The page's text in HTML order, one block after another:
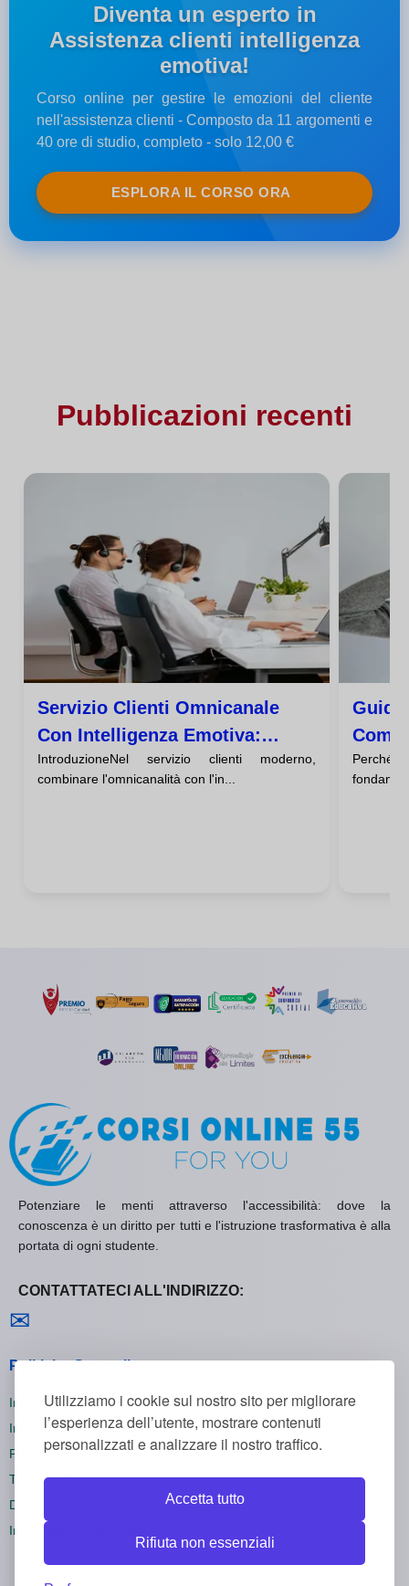
Utilizziamo i cookie sul nostro sito per migliorare
l’esperienza dell’utente, mostrare contenuti
personalizzati e analizzare il nostro traffico.
Accetta tutto
Rifiuta non essenziali
Diventa un esperto in
Assistenza clienti intelligenza
emotiva!
Corso online per gestire le emozioni del cliente
nell'assistenza clienti - Composto da 11 argomenti e
40 ore di studio, completo - solo 12,00 €
ESPLORA IL CORSO ORA
Pubblicazioni recenti
Servizio Clienti Omnicanale
Con Intelligenza Emotiva:
Consigli Chiave
IntroduzioneNel servizio clienti moderno,
combinare l'omnicanalità con l'in...
Potenziare le menti attraverso l'accessibilità: dove la
conoscenza è un diritto per tutti e l'istruzione trasformativa è alla
portata di ogni studente.
CONTATTATECI ALL'INDIRIZZO:
✉
Politiche Generali
Informativa sulla Privacy
Informativa sui Cookie
Politica di Rimborso
Termini e Condizioni
Disiscriversi
Impostazioni dei cookie